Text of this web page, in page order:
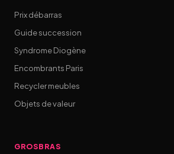
Prix débarras
Guide succession
Syndrome Diogène
Encombrants Paris
Recycler meubles
Objets de valeur
GROSBRAS